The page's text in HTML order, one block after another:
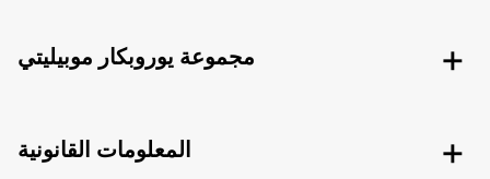
مجموعة يوروبكار موبيليتي
المعلومات القانونية